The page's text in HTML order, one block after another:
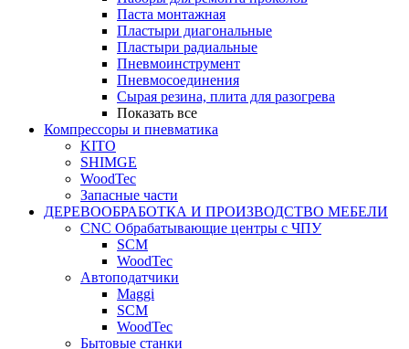
Паста монтажная
Пластыри диагональные
Пластыри радиальные
Пневмоинструмент
Пневмосоединения
Сырая резина, плита для разогрева
Показать все
Компрессоры и пневматика
KITO
SHIMGE
WoodTec
Запасные части
ДЕРЕВООБРАБОТКА И ПРОИЗВОДСТВО МЕБЕЛИ
CNC Обрабатывающие центры с ЧПУ
SCM
WoodTec
Автоподатчики
Maggi
SCM
WoodTec
Бытовые станки